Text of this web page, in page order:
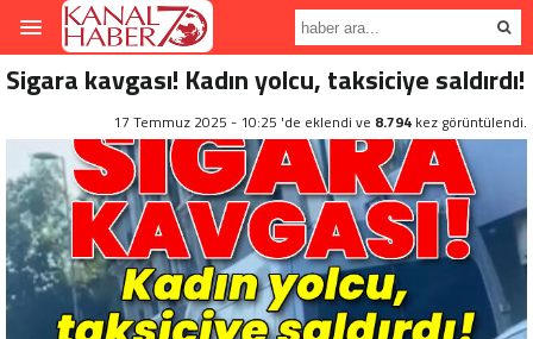
Sigara kavgası! Kadın yolcu, taksiciye saldırdı!
17 Temmuz 2025 - 10:25 'de eklendi ve 8.794 kez görüntülendi.